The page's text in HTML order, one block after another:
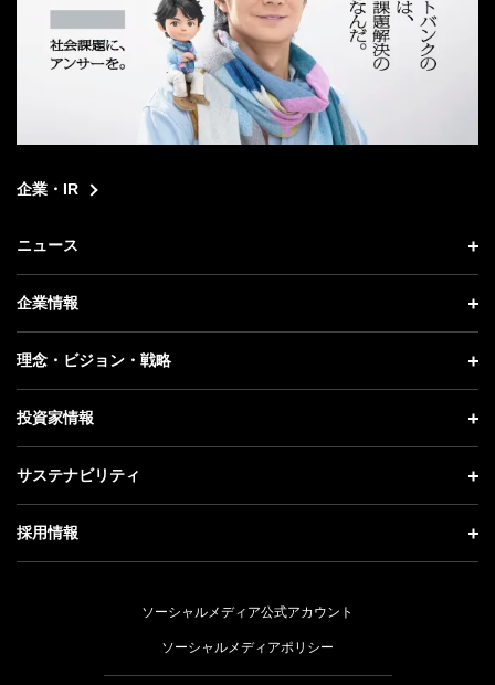
企業・IR
ニュース
ニュース トップ
プレスリリース
更新情報
記者説明会
企業情報
企業情報 トップ
社長メッセージ
事業紹介
ガバナンス
理念・ビジョン・戦略
理念・ビジョン・戦略 トップ
成長戦略「Activate AI for Society」
人材戦略
投資家情報
投資家情報 トップ
経営方針
個人投資家の皆さまへ
サステナビリティ
サステナビリティ トップ
トップメッセージ
ESG方針・体制
採用情報
ソーシャルメディア公式アカウント
ソーシャルメディアポリシー